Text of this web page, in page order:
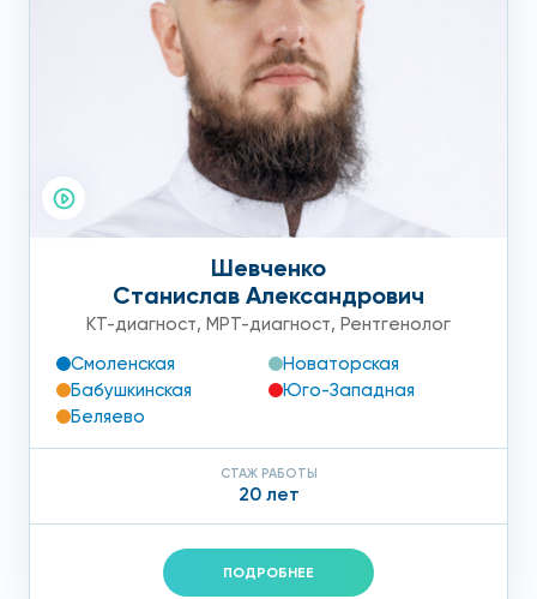
Шевченко
Станислав Александрович
КТ-диагност, МРТ-диагност, Рентгенолог
Смоленская
Новаторская
Бабушкинская
Юго-Западная
Беляево
СТАЖ РАБОТЫ
20 лет
ПОДРОБНЕЕ